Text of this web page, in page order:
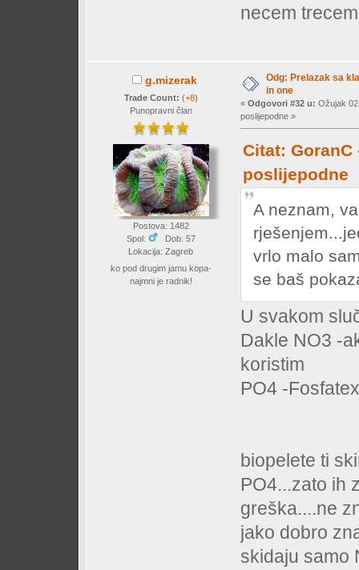
necem
g.mizerak
Trade Count: (+8)
Punopravni član
Postova: 1482
Spol:
Dob: 57
Lokacija: Zagreb
ko pod drugim jamu kopa-
najmni je radnik!
Odg: Prelazak sa
in one
« Odgovori #32 u: Ožujak
poslijepodne »
Citat: GoranC
poslijepodne
A neznam,
vrlo malo
se baš
U svakom
Dakle NO3 -
koristim
PO4 -
biopelete ti
PO4...zato ih
greška....ne
jako dobro
skidaju samo